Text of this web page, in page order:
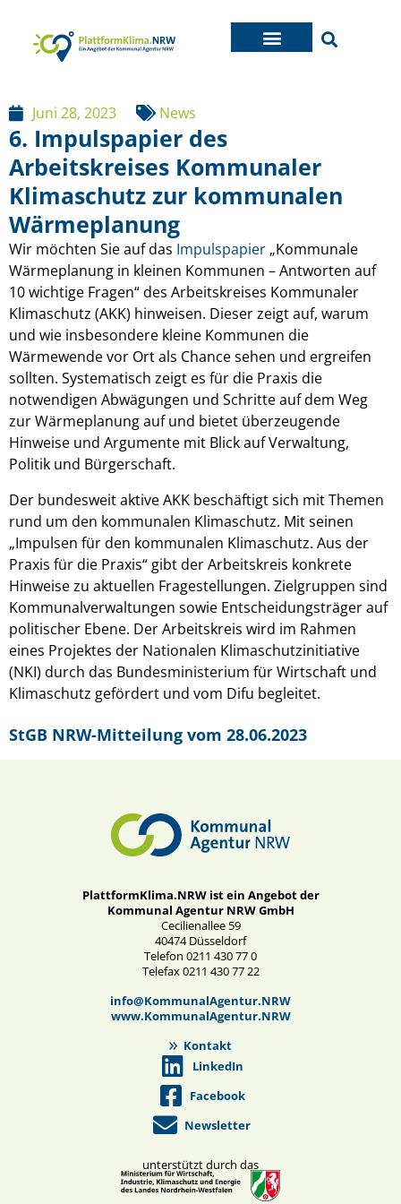
Juni 28, 2023 News
6. Impulspapier des
Arbeitskreises Kommunaler
Klimaschutz zur kommunalen
Wärmeplanung
Wir möchten Sie auf das Impulspapier „Kommunale
Wärmeplanung in kleinen Kommunen – Antworten auf
10 wichtige Fragen“ des Arbeitskreises Kommunaler
Klimaschutz (AKK) hinweisen. Dieser zeigt auf, warum
und wie insbesondere kleine Kommunen die
Wärmewende vor Ort als Chance sehen und ergreifen
sollten. Systematisch zeigt es für die Praxis die
notwendigen Abwägungen und Schritte auf dem Weg
zur Wärmeplanung auf und bietet überzeugende
Hinweise und Argumente mit Blick auf Verwaltung,
Politik und Bürgerschaft.
Der bundesweit aktive AKK beschäftigt sich mit Themen
rund um den kommunalen Klimaschutz. Mit seinen
„Impulsen für den kommunalen Klimaschutz. Aus der
Praxis für die Praxis“ gibt der Arbeitskreis konkrete
Hinweise zu aktuellen Fragestellungen. Zielgruppen sind
Kommunalverwaltungen sowie Entscheidungsträger auf
politischer Ebene. Der Arbeitskreis wird im Rahmen
eines Projektes der Nationalen Klimaschutzinitiative
(NKI) durch das Bundesministerium für Wirtschaft und
Klimaschutz gefördert und vom Difu begleitet.
StGB NRW-Mitteilung vom 28.06.2023
PlattformKlima.NRW ist ein Angebot der
Kommunal Agentur NRW GmbH
Cecilienallee 59
40474 Düsseldorf
Telefon 0211 430 77 0
Telefax 0211 430 77 22
info@KommunalAgentur.NRW
www.KommunalAgentur.NRW
Kontakt
LinkedIn
Facebook
Newsletter
unterstützt durch das